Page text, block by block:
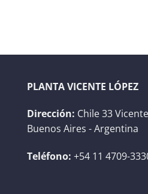
PLANTA VICENTE LÓPEZ
Dirección: Chile 33
Buenos Aires - Argentina
Teléfono: +54 11 4709-